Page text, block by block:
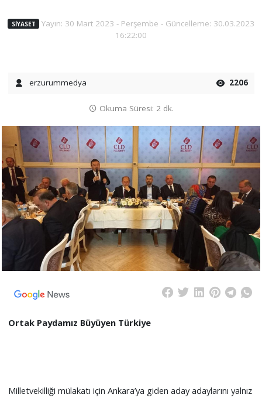
SIYASET
Yayın: 30 Mart 2023 - Perşembe - Güncelleme: 30.03.2023
16:22:00
erzurummedya 2206
Okuma Süresi: 2 dk.
Ortak Paydamız Büyüyen Türkiye
Milletvekilliği mülakatı için Ankara’ya giden aday adaylarını yalnız